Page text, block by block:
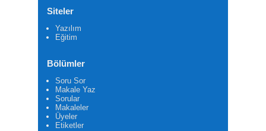
Siteler
Yazılım
Eğitim
Bölümler
Soru Sor
Makale Yaz
Sorular
Makaleler
Üyeler
Etiketler